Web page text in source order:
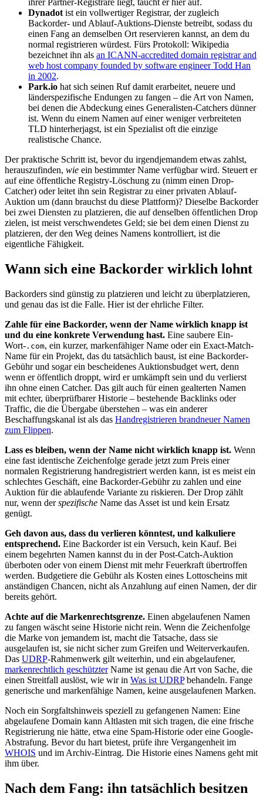
Dynadot ist ein vollwertiger Registrar, der zugleich
Backorder- und Ablauf-Auktions-Dienste betreibt, sodass du
einen Fang an demselben Ort reservieren kannst, an dem du
normal registrieren würdest. Fürs Protokoll: Wikipedia
bezeichnet ihn als an ICANN-accredited domain registrar and
web host company founded by software engineer Todd Han
in 2002.
Park.io hat sich seinen Ruf damit erarbeitet, neuere und
länderspezifische Endungen zu fangen – die Art von Namen,
bei denen die Abdeckung eines Generalisten-Catchers dünner
ist. Wenn du einem Namen auf einer weniger verbreiteten
TLD hinterherjagst, ist ein Spezialist oft die einzige
realistische Chance.
Der praktische Schritt ist, bevor du irgendjemandem etwas zahlst,
herauszufinden, wie ein bestimmter Name verfügbar wird. Steuert er
auf eine öffentliche Registry-Löschung zu (nimm einen Drop-
Catcher) oder leitet ihn sein Registrar zu einer privaten Ablauf-
Auktion um (dann brauchst du diese Plattform)? Dieselbe Backorder
bei zwei Diensten zu platzieren, die auf denselben öffentlichen Drop
zielen, ist meist verschwendetes Geld; sie bei dem einen Dienst zu
platzieren, der den Weg deines Namens kontrolliert, ist die
eigentliche Fähigkeit.
Wann sich eine Backorder wirklich lohnt
Backorders sind günstig zu platzieren und leicht zu überplatzieren,
und genau das ist die Falle. Hier ist der ehrliche Filter.
Zahle für eine Backorder, wenn der Name wirklich knapp ist
und du eine konkrete Verwendung hast. Eine saubere Ein-
Wort- .com, ein kurzer, markenfähiger Name oder ein Exact-Match-
Name für ein Projekt, das du tatsächlich baust, ist eine Backorder-
Gebühr und sogar ein bescheidenes Auktionsbudget wert, denn
wenn er öffentlich droppt, wird er umkämpft sein und du verlierst
ihn ohne einen Catcher. Das gilt auch für einen gealterten Namen
mit echter, überprüfbarer Historie – bestehende Backlinks oder
Traffic, die die Übergabe überstehen – was ein anderer
Beschaffungskanal ist als das Handregistrieren brandneuer Namen
zum Flippen.
Lass es bleiben, wenn der Name nicht wirklich knapp ist. Wenn
eine fast identische Zeichenfolge gerade jetzt zum Preis einer
normalen Registrierung handregistriert werden kann, ist es meist ein
schlechtes Geschäft, eine Backorder-Gebühr zu zahlen und eine
Auktion für die ablaufende Variante zu riskieren. Der Drop zählt
nur, wenn derspezifische Name das Asset ist und kein Ersatz
genügt.
Geh davon aus, dass du verlieren könntest, und kalkuliere
entsprechend. Eine Backorder ist ein Versuch, kein Kauf. Bei
einem begehrten Namen kannst du in der Post-Catch-Auktion
überboten oder von einem Dienst mit mehr Feuerkraft übertroffen
werden. Budgetiere die Gebühr als Kosten eines Lottoscheins mit
anständigen Chancen, nicht als Anzahlung auf einen Namen, der dir
bereits gehört.
Achte auf die Markenrechtsgrenze. Einen abgelaufenen Namen
zu fangen wäscht seine Historie nicht rein. Wenn die Zeichenfolge
die Marke von jemandem ist, macht die Tatsache, dass sie
ausgelaufen ist, sie nicht sicher zum Greifen und Weiterverkaufen.
Das UDRP-Rahmenwerk gilt weiterhin, und ein abgelaufener,
markenrechtlich geschützterName ist genau die Art von Sache, die
einen Streitfall auslöst, wie wir in Was ist UDRPbehandeln. Fange
generische und markenfähige Namen, keine ausgelaufenen Marken.
Noch ein Sorgfaltshinweis speziell zu gefangenen Namen: Eine
abgelaufene Domain kann Altlasten mit sich tragen, die eine frische
Registrierung nie hätte, etwa eine Spam-Historie oder eine Google-
Abstrafung. Bevor du hart bietest, prüfe ihre Vergangenheit im
WHOIS und im Archiv-Eintrag. Die Historie eines Namens geht mit
ihm über.
Nach dem Fang: ihn tatsächlich besitzen